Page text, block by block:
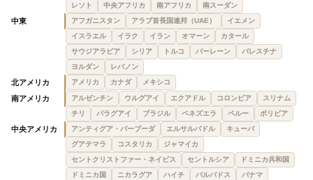
レソト
中央アフリカ 南アフリカ 南スーダン
中東 アフガニスタン アラブ首長国連邦（UAE）
イエメン
イスラエル
イラク イラン オマーン
カタール
サウジアラビア
シリア トルコ バーレーン
パレスチナ
ヨルダン
レバノン
北アメリカ アメリカ カナダ メキシコ
南アメリカ アルゼンチン ウルグアイ エクアドル コロンビア
スリナム
チリ
パラグアイ ブラジル ベネズエラ ペルー ボリビア
中央アメリカ アンティグア・バーブーダ エルサルバドル
キューバ
グアテマラ
コスタリカ
ジャマイカ
セントクリストファー・ネイビス
セントルシア
ドミニカ共和国
ドミニカ国
ニカラグア ハイチ バルバドス
パナマ